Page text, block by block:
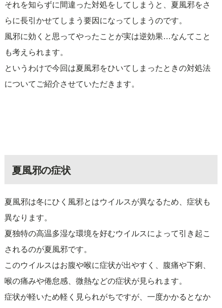
それを知らずに間違った対処をしてしまうと、夏風邪をさ
らに長引かせてしまう要因になってしまうのです。
風邪に効くと思ってやったことが実は逆効果…なんてこと
も考えられます。
というわけで今回は夏風邪をひいてしまったときの対処法
についてご紹介させていただきます。
夏風邪の症状
夏風邪は冬にひく風邪とはウイルスが異なるため、症状も
異なります。
夏独特の高温多湿な環境を好むウイルスによって引き起こ
されるのが夏風邪です。
このウイルスはお腹や喉に症状が出やすく、腹痛や下痢、
喉の痛みや倦怠感、微熱などの症状が見られます。
症状が軽いため軽く見られがちですが、一度かかるとなか